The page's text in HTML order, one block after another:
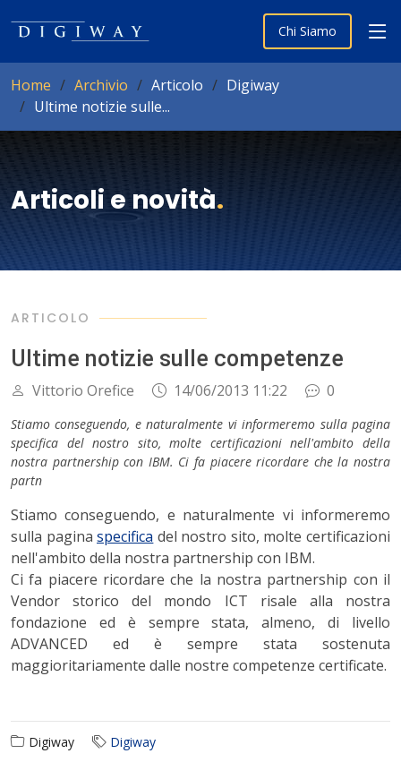
Chi Siamo
Home Archivio Articolo
Digiway
Ultime notizie sulle...
Articoli e novità.
ARTICOLO
Ultime notizie sulle competenze
Vittorio Orefice 14/06/2013 11:22 0
Stiamo conseguendo, e naturalmente vi informeremo sulla pagina
specifica del nostro sito, molte certificazioni nell'ambito della
nostra partnership con IBM. Ci fa piacere ricordare che la nostra
partn
Stiamo conseguendo, e naturalmente vi informeremo
sulla paginaspecifica del nostro sito, molte certificazioni
nell'ambito della nostra partnership con IBM.
Ci fa piacere ricordare che la nostra partnership con il
Vendor storico del mondo ICT risale alla nostra
fondazione ed è sempre stata, almeno, di livello
ADVANCED ed è sempre stata sostenuta
maggioritariamente dalle nostre competenze certificate.
Digiway Digiway